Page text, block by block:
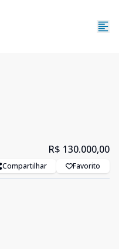
R$ 130.000,00
Compartilhar Favorito